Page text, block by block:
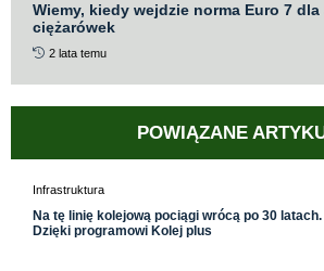
Wiemy, kiedy wejdzie norma Euro 7
ciężarówek
2 lata temu
POWIĄZANE
Infrastruktura
Na tę linię kolejową pociągi wrócą po 30 latach.
Dzięki programowi Kolej plus